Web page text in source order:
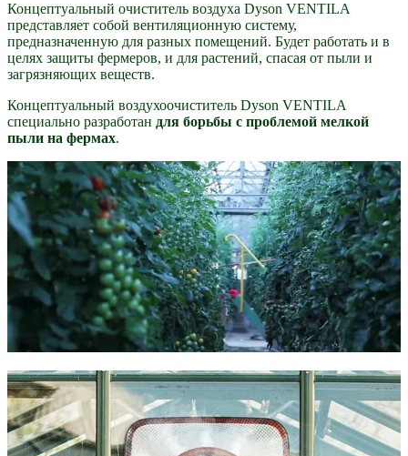
Концептуальный очиститель воздуха Dyson VENTILA
представляет собой вентиляционную систему,
предназначенную для разных помещений. Будет работать и в
целях защиты фермеров, и для растений, спасая от пыли и
загрязняющих веществ.
Концептуальный воздухоочиститель Dyson VENTILA
специально разработан для борьбы с проблемой мелкой
пыли на фермах.